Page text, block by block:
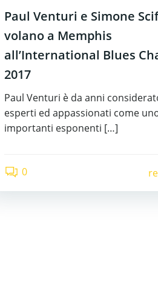
Paul Venturi e Simone
volano a Memphis
all’International Blues
2017
Paul Venturi è da anni
esperti ed appassionati come
importanti esponenti […]
0